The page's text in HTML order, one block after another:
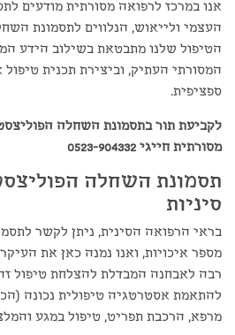
אנו במרכז לרפואה מסורתית מודעים
העצמי ולייאוש, הנלווים לתסמונת
הטיפול שלנו מתבטאת בשילוב הידע
המסורתי העתיק, וביצירת תכנית
ספציפית.
לקביעת תור בתסמונת השחלה
מסורתית חייגי 0523-904332
תסמונת השחלה
סיניות
בראי הרפואה הסינית, ניתן לקשר
מספר איכויות, ואנו נמנה כאן את
רבה לאבחנה המבדלת להצלחת טיפול
להתאמת אסטרטגיה טיפולית נכונה
מרפא, הרכבת תפריט, טיפול במגע